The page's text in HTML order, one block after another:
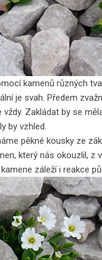
kamenů různých
je svah. Předem
Zakládat by se
by vzhled.
pěkné kousky ze
který nás okouzlil,
záleží i reakce